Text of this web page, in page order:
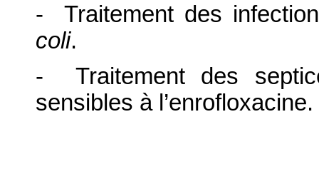
- Traitement des
coli.
- Traitement des
sensibles à l’enrofloxacine.